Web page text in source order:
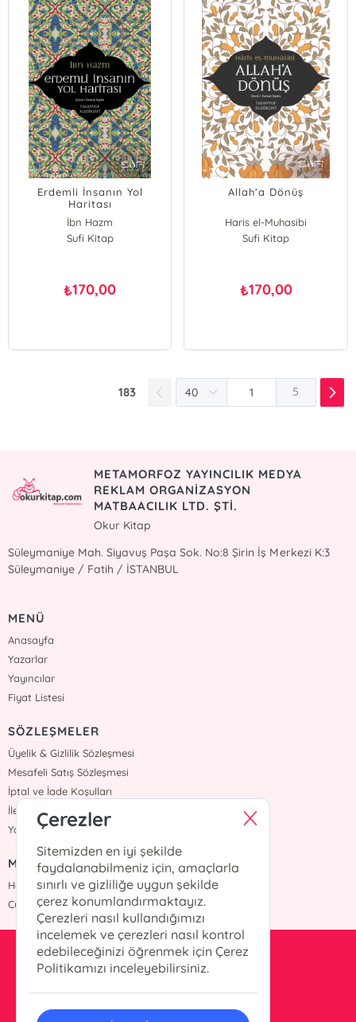
Erdemli İnsanın Yol
Haritası
İbn Hazm
Sufi Kitap
₺170,00
Allah'a Dönüş
Haris el-Muhasibi
Sufi Kitap
₺170,00
183 5
METAMORFOZ YAYINCILIK MEDYA
REKLAM ORGANİZASYON
MATBAACILIK LTD. ŞTİ.
Okur Kitap
Süleymaniye Mah. Siyavuş Paşa Sok. No:8 Şirin İş Merkezi K:3
Süleymaniye / Fatih / İSTANBUL
MENÜ
Anasayfa
Yazarlar
Yayıncılar
Fiyat Listesi
SÖZLEŞMELER
Üyelik & Gizlilik Sözleşmesi
Mesafeli Satış Sözleşmesi
İptal ve İade Koşulları
İletişim
Yardım
MÜŞTERİ HİZMETLERİ
Hafta içi :09:00 - 18:00
Cumartesi :09:00 - 18:00
info@okurkitap.com
90 544 522 45 05
Çerezler
Sitemizden en iyi şekilde
faydalanabilmeniz için, amaçlarla
sınırlı ve gizliliğe uygun şekilde
çerez konumlandırmaktayız.
Çerezleri nasıl kullandığımızı
incelemek ve çerezleri nasıl kontrol
edebileceğinizi öğrenmek için Çerez
Politikamızı inceleyebilirsiniz.